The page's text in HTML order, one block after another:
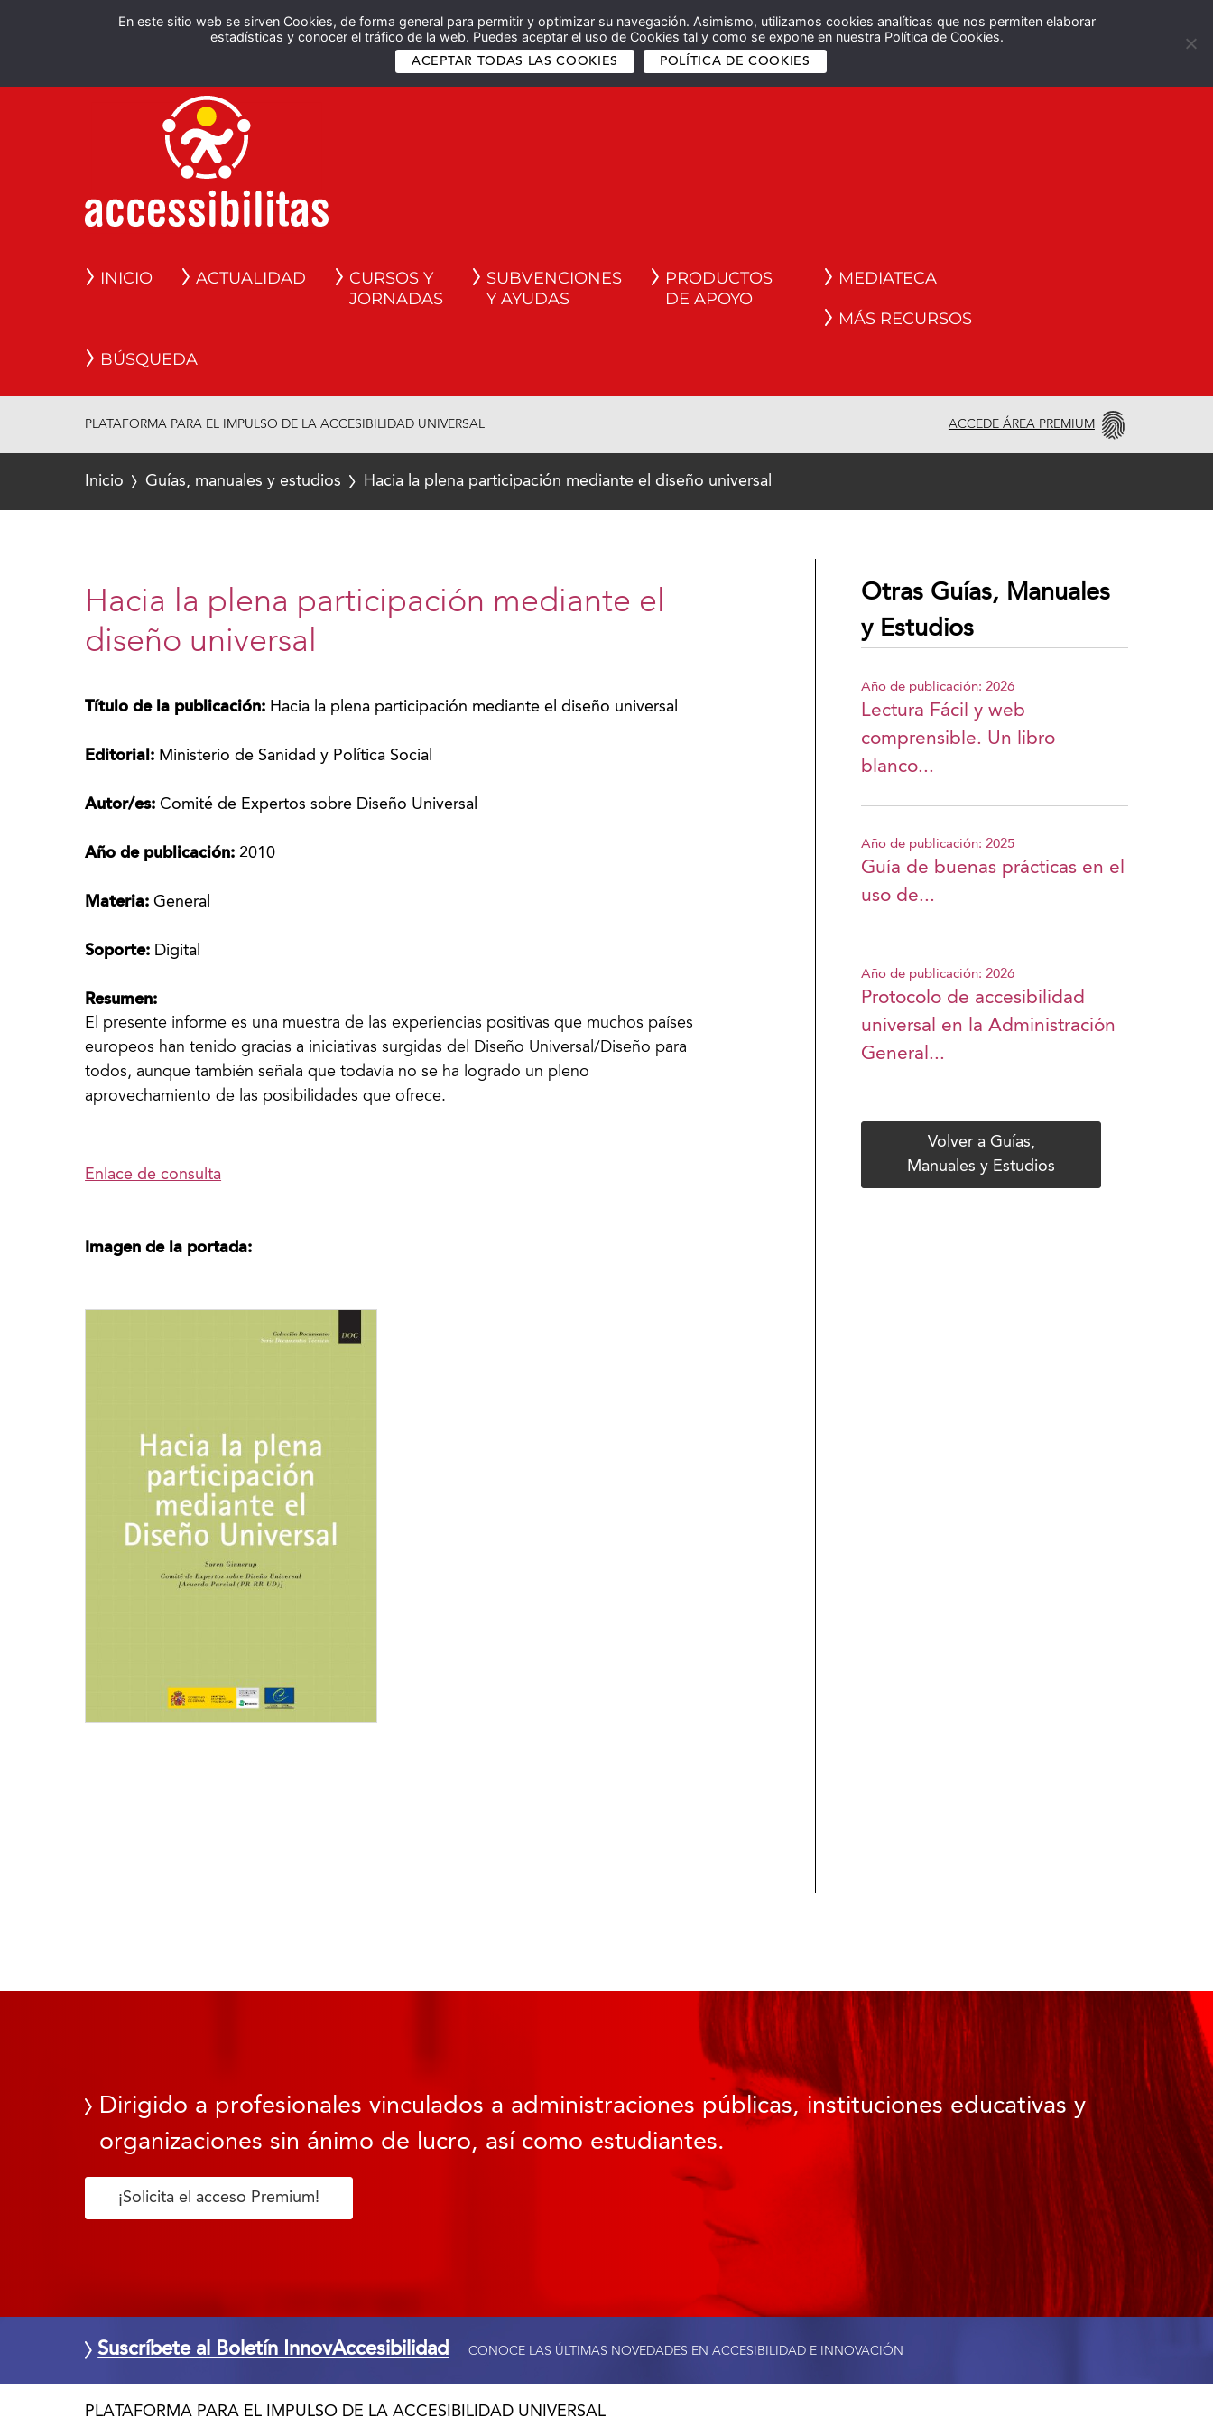
En este sitio web se sirven Cookies, de forma general para permitir y optimizar su navegación. Asimismo, utilizamos cookies analíticas que nos permiten elaborar
estadísticas y conocer el tráfico de la web. Puedes aceptar el uso de Cookies tal y como se expone en nuestra Política de Cookies.
ACEPTAR TODAS LAS COOKIES POLÍTICA DE COOKIES
Español English
INICIO ACTUALIDAD
CURSOS Y
JORNADAS
SUBVENCIONES
Y AYUDAS
PRODUCTOS
DE APOYO
MEDIATECA
MÁS RECURSOS
BÚSQUEDA
PLATAFORMA PARA EL IMPULSO DE LA ACCESIBILIDAD UNIVERSAL ACCEDE ÁREA PREMIUM
Inicio Guías, manuales y estudios Hacia la plena participación mediante el diseño universal
Hacia la plena participación mediante el
diseño universal
Título de la publicación: Hacia la plena participación mediante el diseño universal
Editorial: Ministerio de Sanidad y Política Social
Autor/es:Comité de Expertos sobre Diseño Universal
Año de publicación: 2010
Materia:General
Soporte: Digital
Resumen:
El presente informe es una muestra de las experiencias positivas que muchos países
europeos han tenido gracias a iniciativas surgidas del Diseño Universal/Diseño para
todos, aunque también señala que todavía no se ha logrado un pleno
aprovechamiento de las posibilidades que ofrece.
Enlace de consulta
Imagen de la portada:
Otras Guías, Manuales
y Estudios
Año de publicación: 2026
Lectura Fácil y web
comprensible. Un libro
blanco...
Año de publicación: 2025
Guía de buenas prácticas en el
uso de...
Año de publicación: 2026
Protocolo de accesibilidad
universal en la Administración
General...
Volver a Guías,
Manuales y Estudios
Dirigido a profesionales vinculados a administraciones públicas, instituciones educativas y
organizaciones sin ánimo de lucro, así como estudiantes.
¡Solicita el acceso Premium!
Suscríbete al Boletín InnovAccesibilidad CONOCE LAS ÚLTIMAS NOVEDADES EN ACCESIBILIDAD E INNOVACIÓN
PLATAFORMA PARA EL IMPULSO DE LA ACCESIBILIDAD UNIVERSAL